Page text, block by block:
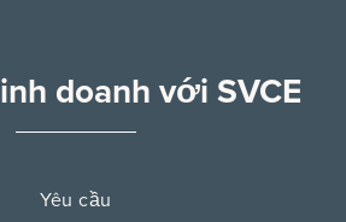
doanh với SVCE
Yêu cầu